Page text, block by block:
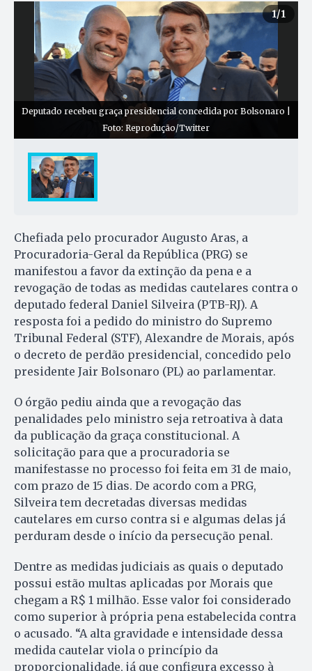
1/1
Deputado recebeu graça presidencial concedida por Bolsonaro |
Foto: Reprodução/Twitter
Chefiada pelo procurador Augusto Aras, a
Procuradoria-Geral da República (PRG) se
manifestou a favor da extinção da pena e a
revogação de todas as medidas cautelares contra o
deputado federal Daniel Silveira (PTB-RJ). A
resposta foi a pedido do ministro do Supremo
Tribunal Federal (STF), Alexandre de Morais, após
o decreto de perdão presidencial, concedido pelo
presidente Jair Bolsonaro (PL) ao parlamentar.
O órgão pediu ainda que a revogação das
penalidades pelo ministro seja retroativa à data
da publicação da graça constitucional. A
solicitação para que a procuradoria se
manifestasse no processo foi feita em 31 de maio,
com prazo de 15 dias. De acordo com a PRG,
Silveira tem decretadas diversas medidas
cautelares em curso contra si e algumas delas já
perduram desde o início da persecução penal.
Dentre as medidas judiciais as quais o deputado
possui estão multas aplicadas por Morais que
chegam a R$ 1 milhão. Esse valor foi considerado
como superior à própria pena estabelecida contra
o acusado. “A alta gravidade e intensidade dessa
medida cautelar viola o princípio da
proporcionalidade, já que configura excesso à